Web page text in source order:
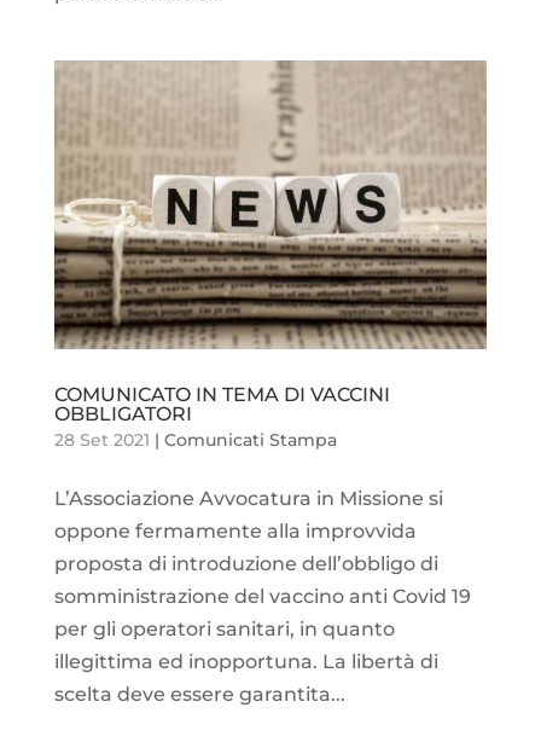
COMUNICATO IN TEMA DI VACCINI
OBBLIGATORI
28 Set 2021 | Comunicati Stampa
L’Associazione Avvocatura in Missione si
oppone fermamente alla improvvida
proposta di introduzione dell’obbligo di
somministrazione del vaccino anti Covid 19
per gli operatori sanitari, in quanto
illegittima ed inopportuna. La libertà di
scelta deve essere garantita...